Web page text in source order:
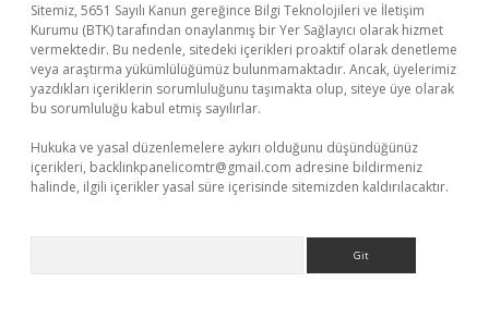
Sitemiz, 5651 Sayılı Kanun gereğince Bilgi Teknolojileri ve İletişim
Kurumu (BTK) tarafından onaylanmış bir Yer Sağlayıcı olarak hizmet
vermektedir. Bu nedenle, sitedeki içerikleri proaktif olarak denetleme
veya araştırma yükümlülüğümüz bulunmamaktadır. Ancak, üyelerimiz
yazdıkları içeriklerin sorumluluğunu taşımakta olup, siteye üye olarak
bu sorumluluğu kabul etmiş sayılırlar.
Hukuka ve yasal düzenlemelere aykırı olduğunu düşündüğünüz
içerikleri, backlinkpanelicomtr@gmail.com adresine bildirmeniz
halinde, ilgili içerikler yasal süre içerisinde sitemizden kaldırılacaktır.